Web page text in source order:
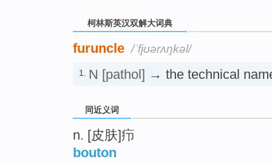
柯林斯英汉双解大词典
furuncle /ˈfjʊərʌŋkəl/
1. N [pathol] → the technical
同近义词
n. [皮肤]疖
bouton